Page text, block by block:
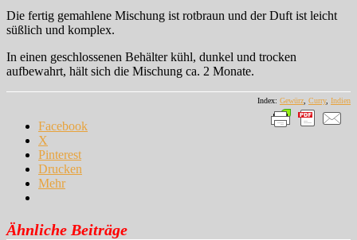
Die fertig gemahlene Mischung ist rotbraun und der Duft ist leicht
süßlich und komplex.
In einen geschlossenen Behälter kühl, dunkel und trocken
aufbewahrt, hält sich die Mischung ca. 2 Monate.
Index: Gewürz Curry, Indien
Facebook
X
Pinterest
Drucken
Mehr
Ähnliche Beiträge